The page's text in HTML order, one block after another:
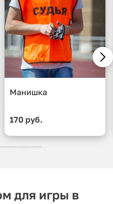
Манишка
170 руб.
для игры в